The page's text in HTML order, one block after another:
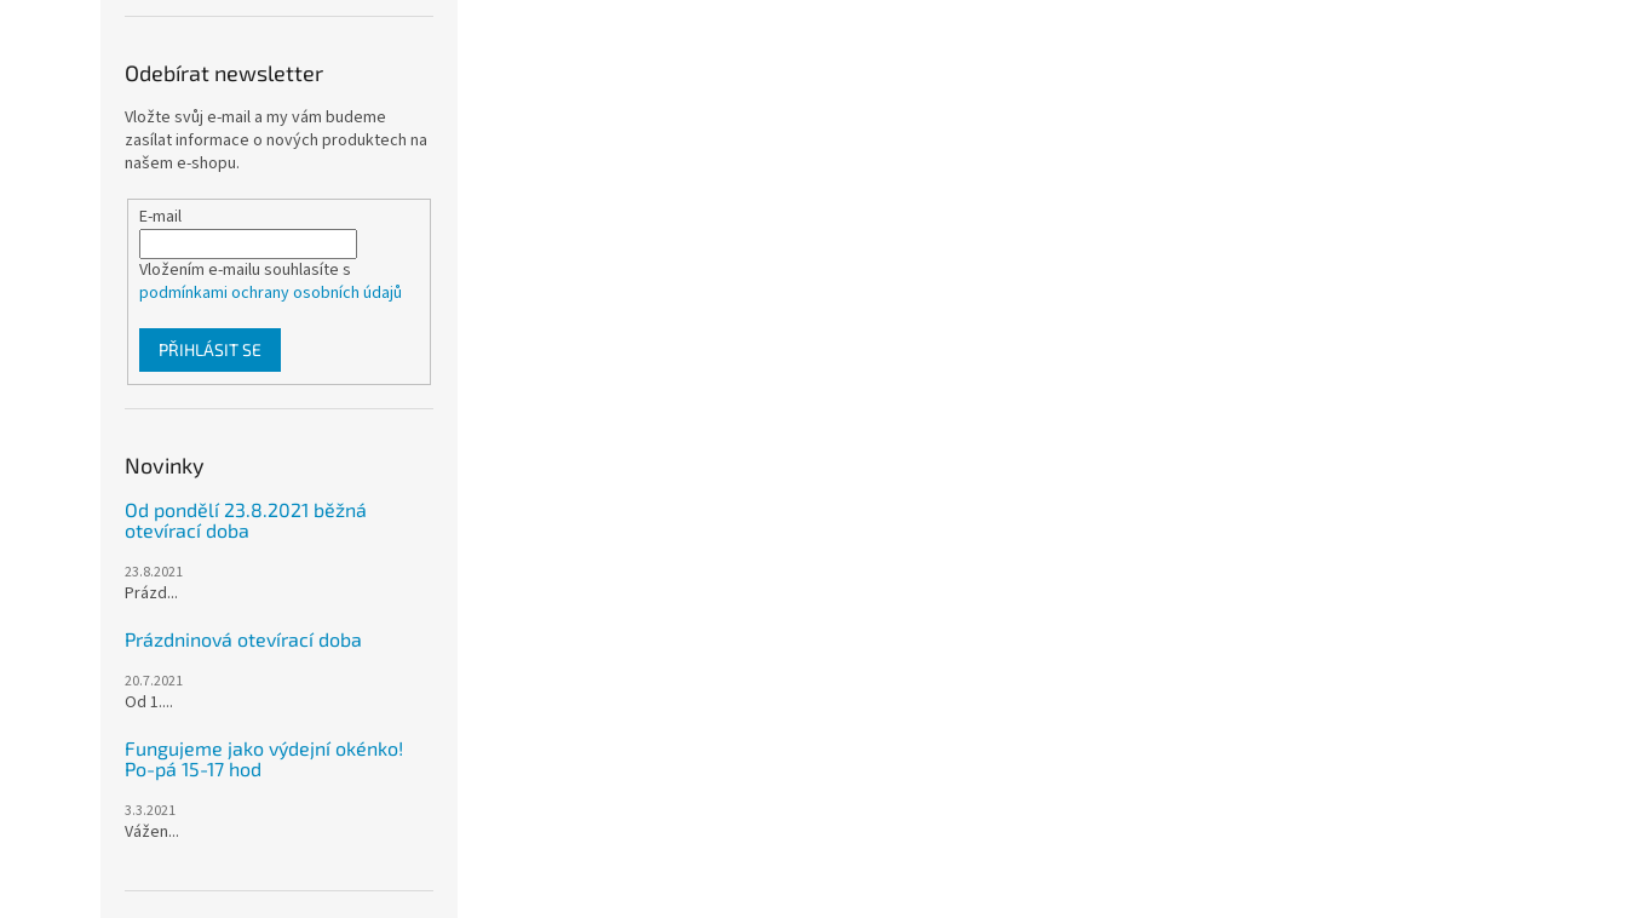
Odebírat newsletter
Vložte svůj e-mail a my vám budeme
zasílat informace o nových produktech na
našem e-shopu.
E-mail
Vložením e-mailu souhlasíte s
podmínkami ochrany osobních údajů
PŘIHLÁSIT SE
Novinky
Od pondělí 23.8.2021 běžná
otevírací doba
23.8.2021
Prázd...
Prázdninová otevírací doba
20.7.2021
Od 1....
Fungujeme jako výdejní okénko!
Po-pá 15-17 hod
3.3.2021
Vážen...